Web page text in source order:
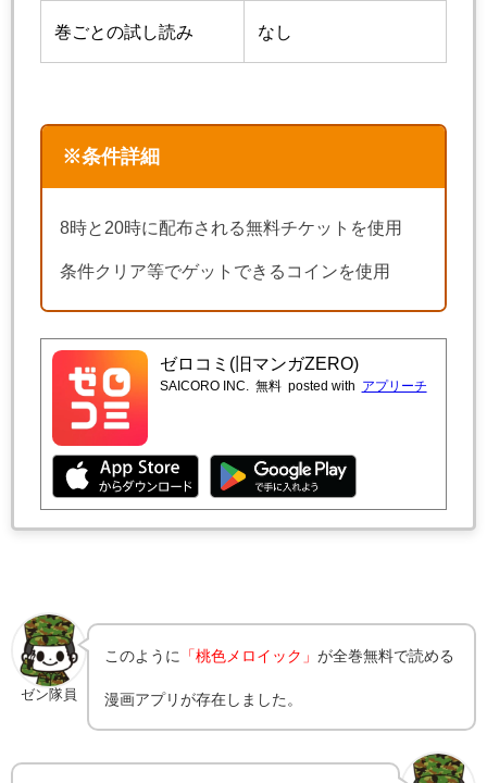
巻ごとの試し読み なし
※条件詳細
8時と20時に配布される無料チケットを使用
条件クリア等でゲットできるコインを使用
ゼロコミ(旧マンガZERO)
SAICORO INC. 無料 posted with アプリーチ
ゼン隊員
このように 「桃色メロイック」が全巻無料で読める
漫画アプリが存在しました。